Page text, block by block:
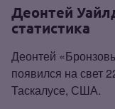
Деонтей
статистика
Деонтей
появился на свет
Таскалусе, США.